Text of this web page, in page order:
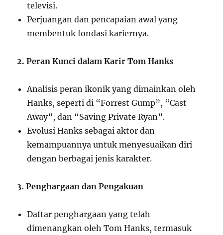
televisi.
Perjuangan dan pencapaian awal yang
membentuk fondasi kariernya.
2. Peran Kunci dalam Karir Tom Hanks
Analisis peran ikonik yang dimainkan oleh
Hanks, seperti di “Forrest Gump”, “Cast
Away”, dan “Saving Private Ryan”.
Evolusi Hanks sebagai aktor dan
kemampuannya untuk menyesuaikan diri
dengan berbagai jenis karakter.
3. Penghargaan dan Pengakuan
Daftar penghargaan yang telah
dimenangkan oleh Tom Hanks, termasuk